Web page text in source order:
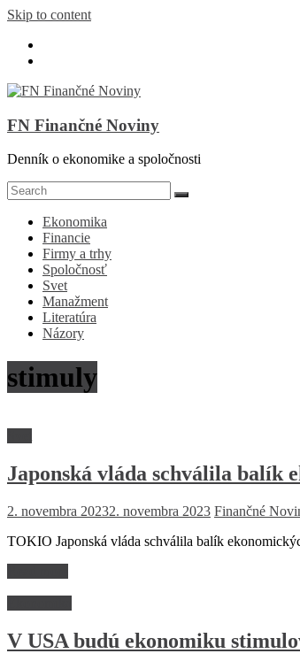
Skip to content
FN Finančné Noviny
Denník o ekonomike a spoločnosti
Ekonomika
Financie
Firmy a trhy
Spoločnosť
Svet
Manažment
Literatúra
Názory
stimuly
Japonská vláda schválila balík
2. novembra 20232. novembra 2023 Finančné
TOKIO Japonská vláda schválila balík
V USA budú ekonomiku